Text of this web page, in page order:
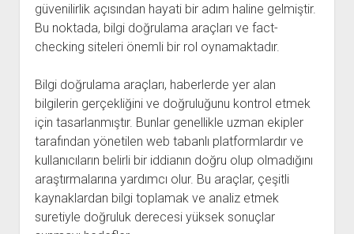
güvenilirlik açısından hayati bir adım haline gelmiştir.
Bu noktada, bilgi doğrulama araçları ve fact-
checking siteleri önemli bir rol oynamaktadır.
Bilgi doğrulama araçları, haberlerde yer alan
bilgilerin gerçekliğini ve doğruluğunu kontrol etmek
için tasarlanmıştır. Bunlar genellikle uzman ekipler
tarafından yönetilen web tabanlı platformlardır ve
kullanıcıların belirli bir iddianın doğru olup olmadığını
araştırmalarına yardımcı olur. Bu araçlar, çeşitli
kaynaklardan bilgi toplamak ve analiz etmek
suretiyle doğruluk derecesi yüksek sonuçlar